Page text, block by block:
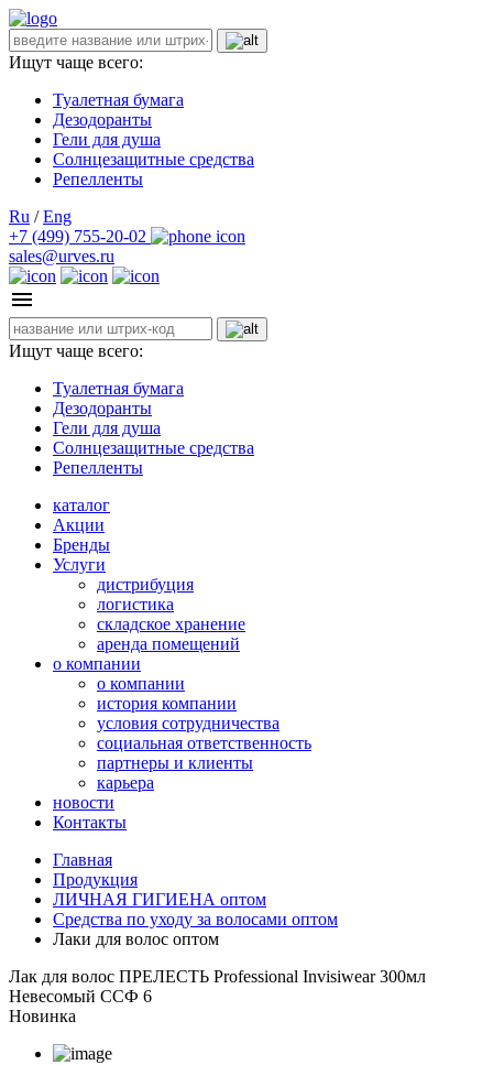
Ищут чаще всего:
Туалетная бумага
Дезодоранты
Гели для душа
Солнцезащитные средства
Репелленты
Ru / Eng
+7 (499) 755-20-02
sales@urves.ru
Ищут чаще всего:
Туалетная бумага
Дезодоранты
Гели для душа
Солнцезащитные средства
Репелленты
каталог
Акции
Бренды
Услуги
дистрибуция
логистика
складское хранение
аренда помещений
о компании
о компании
история компании
условия сотрудничества
социальная ответственность
партнеры и клиенты
карьера
новости
Контакты
Главная
Продукция
ЛИЧНАЯ ГИГИЕНА оптом
Средства по уходу за волосами оптом
Лаки для волос оптом
Лак для волос ПРЕЛЕСТЬ Professional Invisiwear 300мл
Невесомый ССФ 6
Новинка